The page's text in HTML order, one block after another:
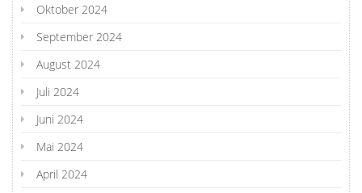
Oktober 2024
September 2024
August 2024
Juli 2024
Juni 2024
Mai 2024
April 2024